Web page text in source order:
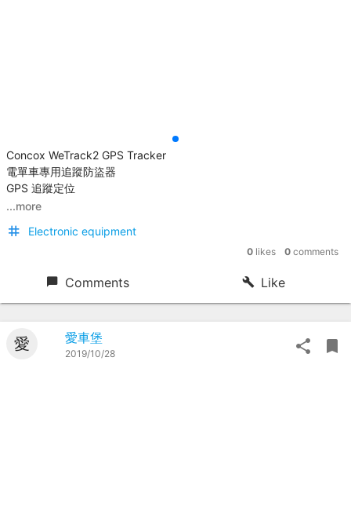
Concox WeTrack2 GPS Tracker
電單車專用追蹤防盜器
GPS 追蹤定位
...more
Electronic equipment
0 likes 0 comments
Comments Like
愛 愛車堡
2019/10/28